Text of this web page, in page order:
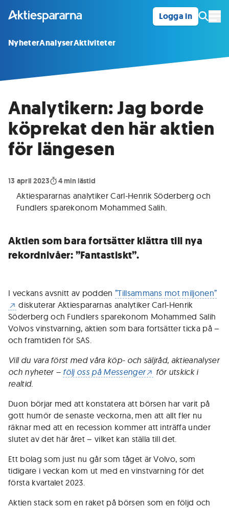
Logga in
NyheterAnalyserAktiviteter
Analytikern: Jag borde
köprekat den här aktien
för längesen
13 april 2023 4min lästid
Aktiespararnas analytiker Carl-Henrik Söderberg och
Fundlers sparekonom Mohammed Salih.
Aktien som bara fortsätter klättra till nya
rekordnivåer: ”Fantastiskt”.
I veckans avsnitt av podden ”Tillsammans mot miljonen”
diskuterar Aktiespararnas analytiker Carl-Henrik
Söderberg och Fundlers sparekonom Mohammed Salih
Volvos vinstvarning, aktien som bara fortsätter ticka på –
och framtiden för SAS.
Vill du vara först med våra köp- och säljråd, aktieanalyser
och nyheter – följ oss på Messenger
för utskick i
realtid.
Duon börjar med att konstatera att börsen har varit på
gott humör de senaste veckorna, men att allt fler nu
räknar med att en recession kommer att inträffa under
slutet av det här året – vilket kan ställa till det.
Ett bolag som just nu går som tåget är Volvo, som
tidigare i veckan kom ut med en vinstvarning för det
första kvartalet 2023.
Aktien stack som en raket på börsen som en följd och